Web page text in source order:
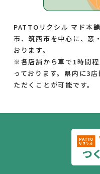
PATTOリクシル マド本
市、筑西市を中心に、窓
おります。
※各店舗から車で1時間
っております。県内に3
ただくことが可能です。